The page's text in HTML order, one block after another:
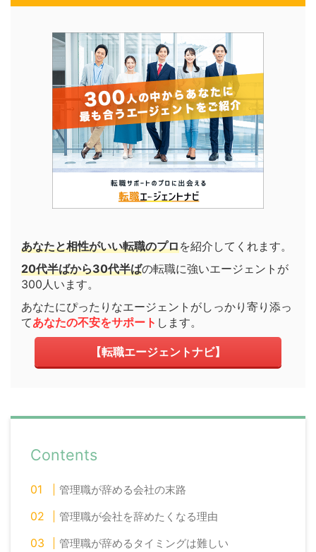
あなたと相性がいい転職のプロを紹介してくれます。
20代半ばから30代半ばの転職に強いエージェントが
300人います。
あなたにぴったりなエージェントがしっかり寄り添っ
てあなたの不安をサポート します。
【転職エージェントナビ】
Contents
管理職が辞める会社の末路
管理職が会社を辞めたくなる理由
管理職が辞めるタイミングは難しい